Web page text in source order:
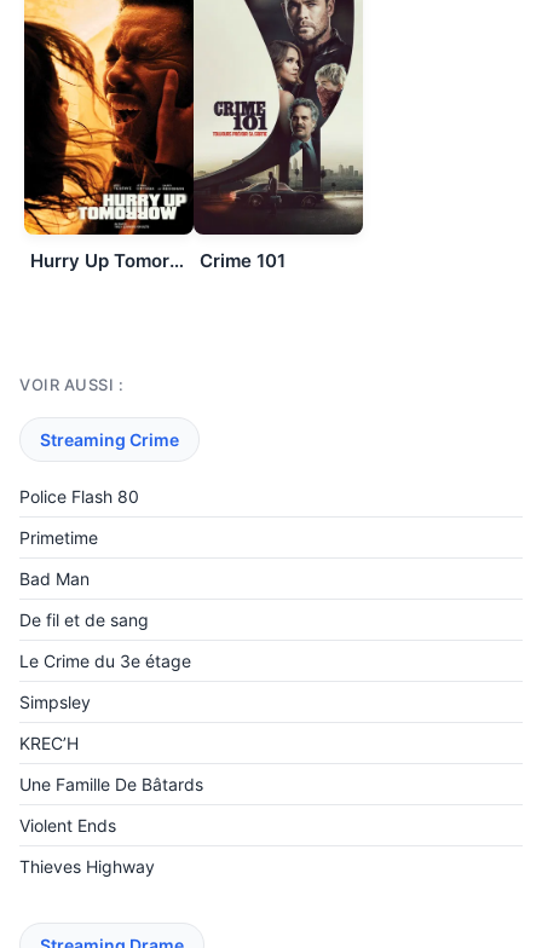
Hurry Up Tomorrow Crime 101
VOIR AUSSI :
Streaming Crime
Police Flash 80
Primetime
Bad Man
De fil et de sang
Le Crime du 3e étage
Simpsley
KREC’H
Une Famille De Bâtards
Violent Ends
Thieves Highway